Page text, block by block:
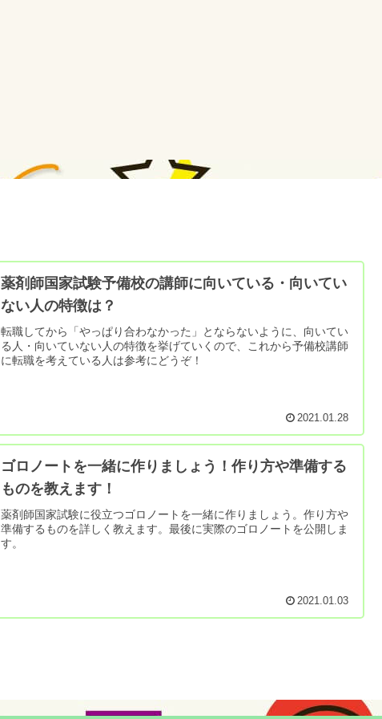
薬剤師国家試験予備校の講師に向いている・向いてい
ない人の特徴は？
転職してから「やっぱり合わなかった」とならないように、向いてい
る人・向いていない人の特徴を挙げていくので、これから予備校講師
に転職を考えている人は参考にどうぞ！
2021.01.28
ゴロノートを一緒に作りましょう！作り方や準備する
ものを教えます！
薬剤師国家試験に役立つゴロノートを一緒に作りましょう。作り方や
準備するものを詳しく教えます。最後に実際のゴロノートを公開しま
す。
2021.01.03